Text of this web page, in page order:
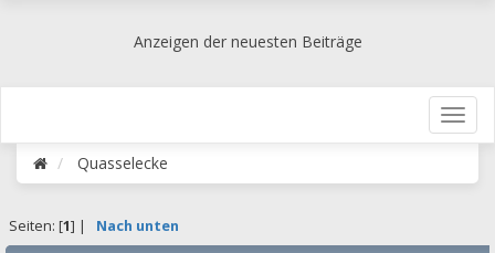
Anzeigen der neuesten Beiträge
Quasselecke
Seiten: [1] | Nach unten